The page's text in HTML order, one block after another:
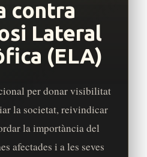
contra
Lateral
(ELA)
per donar visibilitat
la societat, reivindicar
la importància del
afectades i a les seves